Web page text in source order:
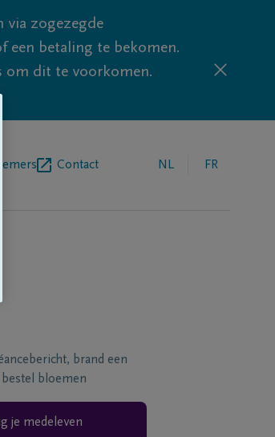
via zogezegde
een betaling te bekomen.
om dit te voorkomen.
Contact NL FR
brand een
bestel bloemen
je medeleven